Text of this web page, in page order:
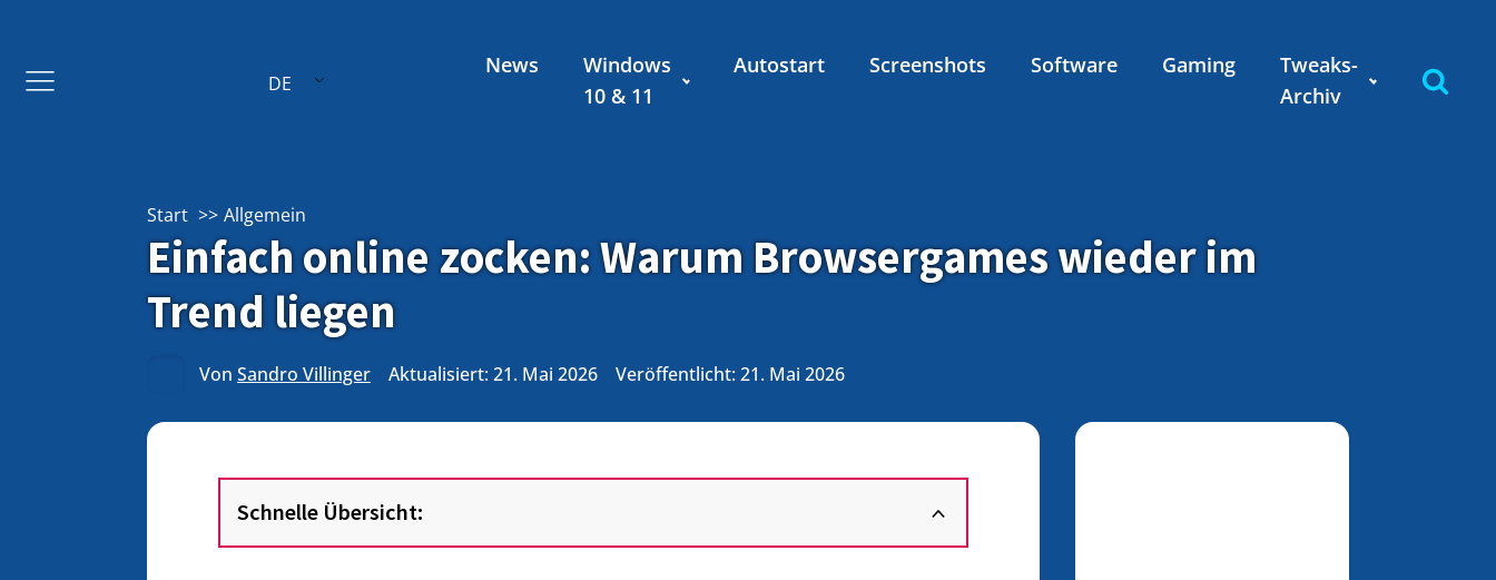
DE
News
Windows
10 & 11
Autostart Screenshots Software Gaming
Tweaks-
Archiv
Start Allgemein
Einfach online zocken: Warum Browsergames wieder im
Trend liegen
Von Sandro Villinger Aktualisiert: 21. Mai 2026 Veröffentlicht:21. Mai 2026
Schnelle Übersicht: